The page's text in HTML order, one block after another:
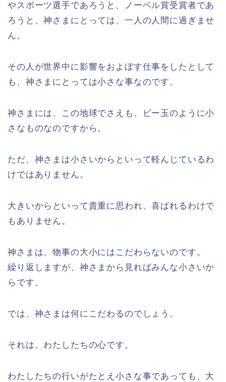
やスポーツ選手であろうと、ノーベル賞受賞者であ
ろうと、神さまにとっては、一人の人間に過ぎませ
ん。
その人が世界中に影響をおよぼす仕事をしたとして
も、神さまにとっては小さな事なのです。
神さまには、この地球でさえも、ビー玉のように小
さなものなのですから。
ただ、神さまは小さいからといって軽んじているわ
けではありません。
大きいからといって貴重に思われ、喜ばれるわけで
もありません。
神さまは、物事の大小にはこだわらないのです。
繰り返しますが、神さまから見ればみんな小さいか
らです。
では、神さまは何にこだわるのでしょう。
それは、わたしたちの心です。
わたしたちの行いがたとえ小さな事であっても、大